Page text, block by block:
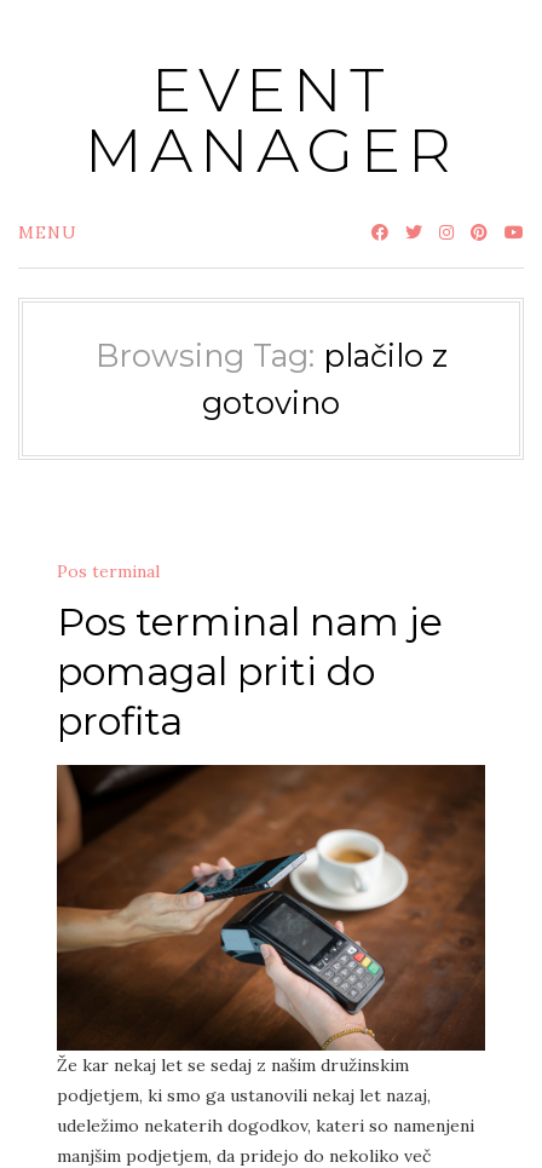
EVENT
MANAGER
MENU
Browsing Tag: plačilo z
gotovino
Pos terminal
Pos terminal nam je
pomagal priti do
profita
Že kar nekaj let se sedaj z našim družinskim
podjetjem, ki smo ga ustanovili nekaj let nazaj,
udeležimo nekaterih dogodkov, kateri so namenjeni
manjšim podjetjem, da pridejo do nekoliko več